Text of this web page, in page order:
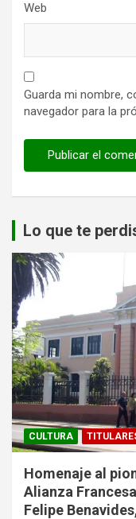
Web
Guarda mi nombre,
navegador para la
Lo que te
CULTURA
Homenaje al
Alianza
Felipe